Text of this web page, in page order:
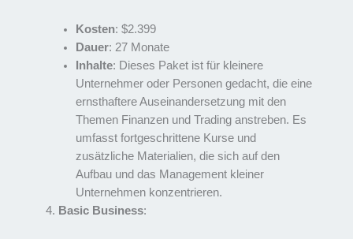
Kosten: $2.399
Dauer: 27 Monate
Inhalte: Dieses Paket ist für kleinere
Unternehmer oder Personen gedacht, die eine
ernsthaftere Auseinandersetzung mit den
Themen Finanzen und Trading anstreben. Es
umfasst fortgeschrittene Kurse und
zusätzliche Materialien, die sich auf den
Aufbau und das Management kleiner
Unternehmen konzentrieren.
Basic Business: